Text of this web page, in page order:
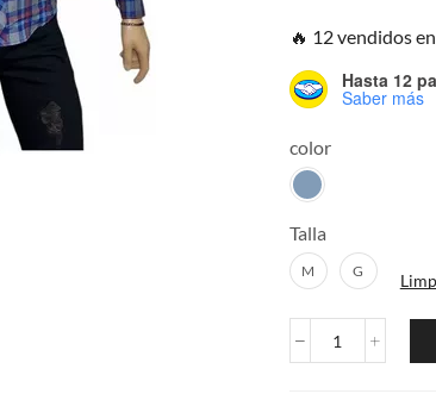
🔥 12 vendidos
Hasta 12
Saber más
color
Talla
M G
Camisa